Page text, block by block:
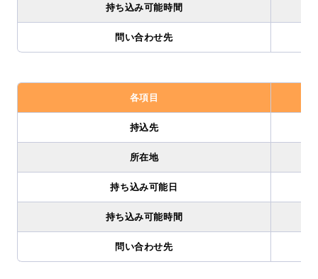
持ち込み可能時間
問い合わせ先
各項目
持込先
所在地
持ち込み可能日
持ち込み可能時間
問い合わせ先